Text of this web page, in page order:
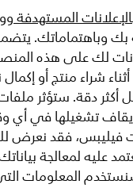
المستهدفة
وباهتماماتك.
لك على هذه
شراء منتج أو
أكثر دقة. ستؤثر
إيقاف تشغيلها في
فيليبس، فقد نعرض
عليه لمعالجة
المعلومات